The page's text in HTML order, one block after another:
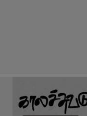
தனியுரிமைக்